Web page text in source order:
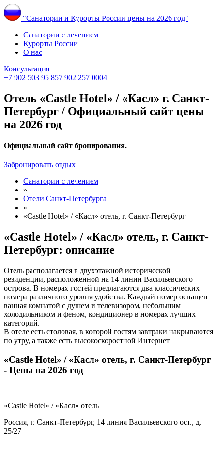
"Санатории и Курорты России цены на 2026 год"
Санатории с лечением
Курорты России
О нас
Консультация
+7 902 503 95 857 902 257 0004
Отель «Castle Hotel» / «Касл» г. Санкт-
Петербург / Официальный сайт цены
на 2026 год
Официальный сайт бронирования.
Забронировать отдых
Санатории с лечением
»
Отели Санкт-Петербурга
»
«Castle Hotel» / «Касл» отель, г. Санкт-Петербург
«Castle Hotel» / «Касл» отель, г. Санкт-
Петербург: описание
Отель располагается в двухэтажной исторической
резиденции, расположенной на 14 линии Васильевского
острова. В номерах гостей предлагаются два классических
номера различного уровня удобства. Каждый номер оснащен
ванная комнатой с душем и телевизором, небольшим
холодильником и феном, кондиционер в номерах лучших
категорий.
В отеле есть столовая, в которой гостям завтраки накрываются
по утру, а также есть высокоскоростной Интернет.
«Castle Hotel» / «Касл» отель, г. Санкт-Петербург
- Цены на 2026 год
«Castle Hotel» / «Касл» отель
Россия, г. Санкт-Петербург, 14 линия Васильевского ост., д.
25/27